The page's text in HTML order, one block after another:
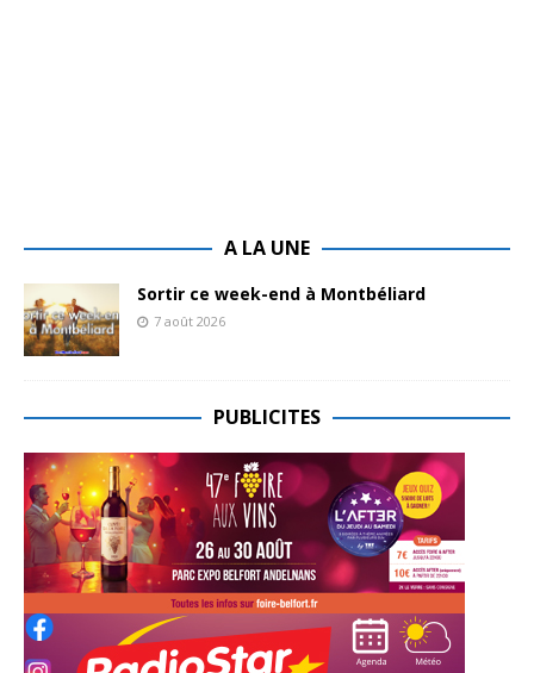
A LA UNE
Sortir ce week-end à Montbéliard
7 août 2026
PUBLICITES